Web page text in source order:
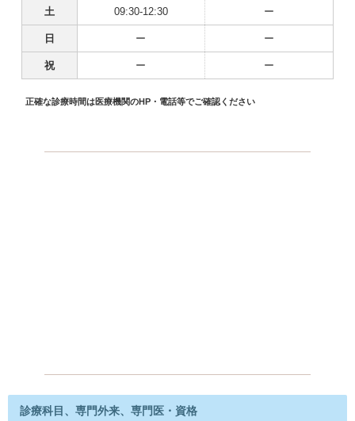
土 09:30-12:30 ー
日 ー ー
祝 ー ー
正確な診療時間は医療機関のHP・電話等でご確認ください
診療科目、専門外来、専門医・資格